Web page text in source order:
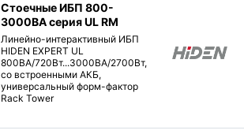
Стоечные ИБП 800-
3000ВА серия UL RM
Линейно-интерактивный ИБП
HIDEN EXPERT UL
800ВА/720Вт...3000ВА/2700Вт,
со встроенными АКБ,
универсальный форм-фактор
Rack Tower